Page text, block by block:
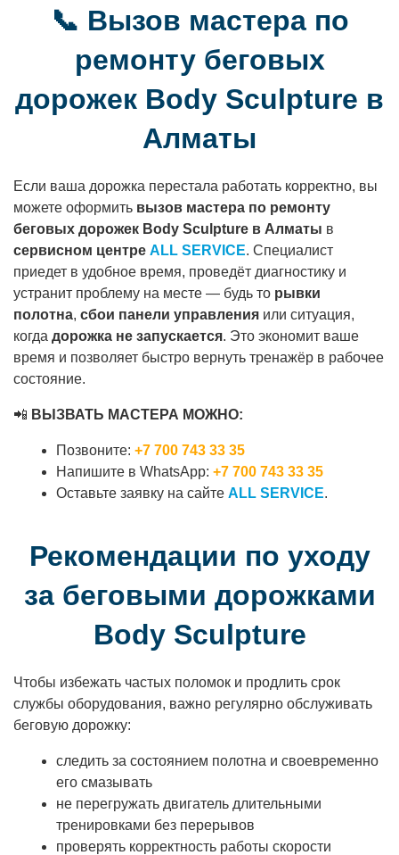
📞 Вызов мастера по
ремонту беговых
дорожек Body Sculpture в
Алматы
Если ваша дорожка перестала работать корректно, вы
можете оформить вызов мастера по ремонту
беговых дорожек Body Sculpture в Алматы в
сервисном центре ALL SERVICE. Специалист
приедет в удобное время, проведёт диагностику и
устранит проблему на месте — будь то рывки
полотна, сбои панели управления или ситуация,
когда дорожка не запускается. Это экономит ваше
время и позволяет быстро вернуть тренажёр в рабочее
состояние.
📲 ВЫЗВАТЬ МАСТЕРА МОЖНО:
Позвоните: +7 700 743 33 35
Напишите в WhatsApp: +7 700 743 33 35
Оставьте заявку на сайте ALL SERVICE.
Рекомендации по уходу
за беговыми дорожками
Body Sculpture
Чтобы избежать частых поломок и продлить срок
службы оборудования, важно регулярно обслуживать
беговую дорожку:
следить за состоянием полотна и своевременно
его смазывать
не перегружать двигатель длительными
тренировками без перерывов
проверять корректность работы скорости